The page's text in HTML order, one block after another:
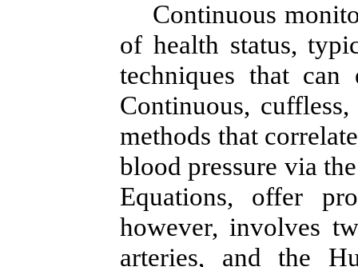
Continuous
of health status,
techniques that
Continuous,
methods that
blood pressure via
Equations, offer
however, involves
arteries, and the